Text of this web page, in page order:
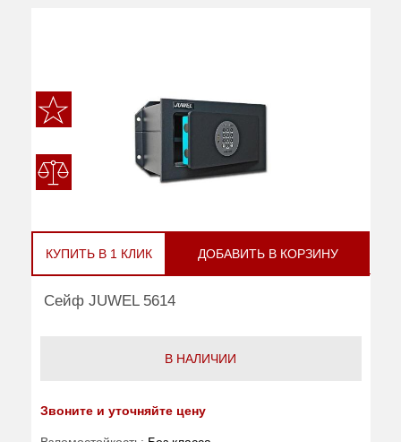
КУПИТЬ В 1 КЛИК ДОБАВИТЬ В КОРЗИНУ
Сейф JUWEL 5614
В НАЛИЧИИ
Звоните и уточняйте цену